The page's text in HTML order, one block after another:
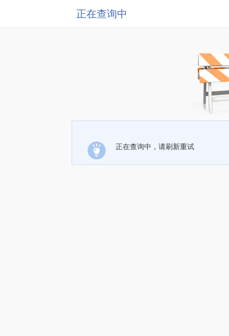
正在查询中
正在查询中，请刷新重试